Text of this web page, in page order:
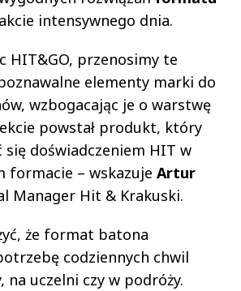
intensywnego dnia.
HIT&GO, przenosimy te
elementy marki do
wzbogacając je o warstwę
powstał produkt, który
się doświadczeniem HIT w
formacie – wskazuje Artur
Manager Hit & Krakuski.
że format batona
codziennych chwil
na uczelni czy w podróży.